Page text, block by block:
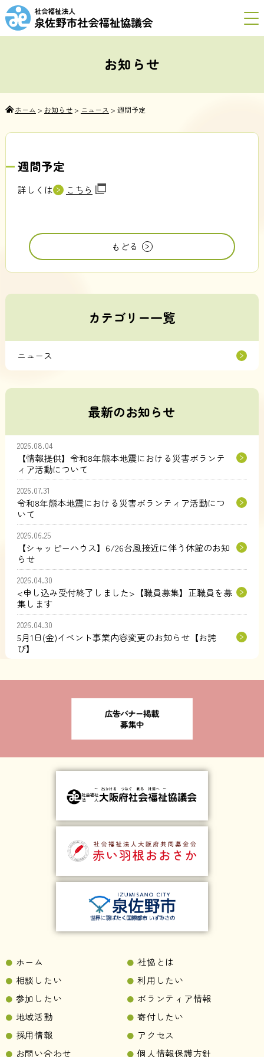
お知らせ
ホーム > お知らせ> ニュース > 週間予定
週間予定
詳しくは こちら
もどる
カテゴリー一覧
ニュース
最新のお知らせ
2026.08.04
【情報提供】令和8年熊本地震における災害ボランテ
ィア活動について
2026.07.31
令和8年熊本地震における災害ボランティア活動につ
いて
2026.06.25
【シャッピーハウス】6/26台風接近に伴う休館のお知
らせ
2026.04.30
<申し込み受付終了しました>【職員募集】正職員を募
集します
2026.04.30
5月1日(金)イベント事業内容変更のお知らせ【お詫
び】
ホーム
社協とは
相談したい
利用したい
参加したい
ボランティア情報
地域活動
寄付したい
採用情報
アクセス
お問い合わせ
個人情報保護方針